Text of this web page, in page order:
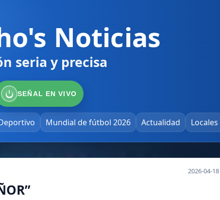
Noticias
seria y precisa
SEÑAL EN VIVO
Mundial de fútbol 2026 Actualidad Locales
2026-04-